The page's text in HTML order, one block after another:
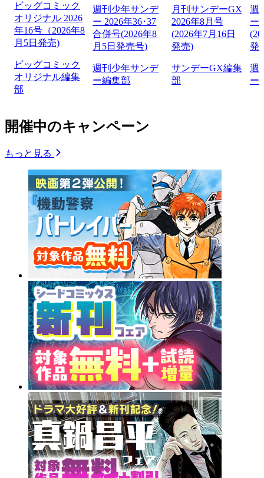
ビッグコミック
オリジナル 2026
年16号（2026年8
月5日発売)
ビッグコミック
オリジナル編集
部
週刊少年サンデ
ー 2026年36･37
合併号(2026年8
月5日発売号)
週刊少年サンデ
ー編集部
月刊サンデーGX
2026年8月号
(2026年7月16日
発売)
サンデーGX編集
部
週
ー
発
週
ー
開催中のキャンペーン
もっと見る